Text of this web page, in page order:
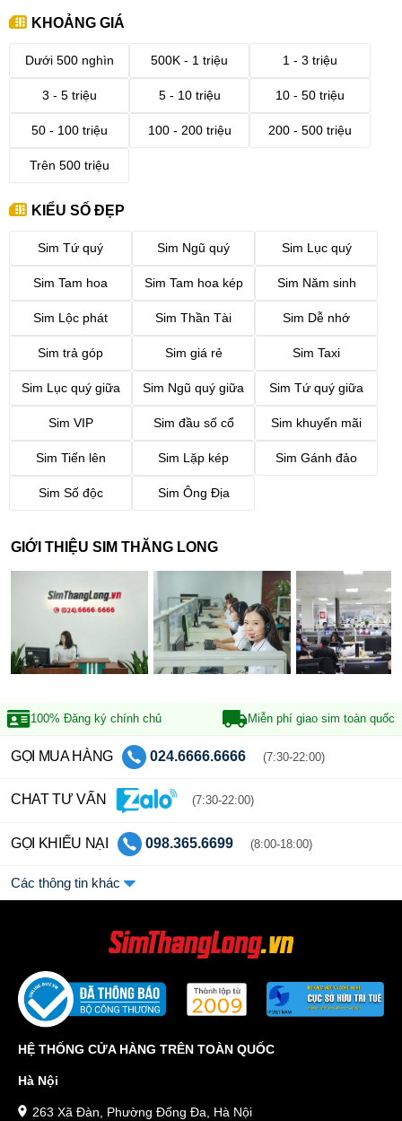
KHOẢNG GIÁ
Dưới 500 nghìn 500K - 1 triệu 1 - 3 triệu
3 - 5 triệu 5 - 10 triệu 10 - 50 triệu
50 - 100 triệu 100 - 200 triệu 200 - 500 triệu
Trên 500 triệu
KIỂU SỐ ĐẸP
Sim Tứ quý Sim Ngũ quý Sim Lục quý
Sim Tam hoa Sim Tam hoa kép Sim Năm sinh
Sim Lộc phát Sim Thần Tài Sim Dễ nhớ
Sim trả góp Sim giá rẻ Sim Taxi
Sim Lục quý giữa Sim Ngũ quý giữa Sim Tứ quý giữa
Sim VIP Sim đầu số cổ Sim khuyến mãi
Sim Tiến lên Sim Lặp kép Sim Gánh đảo
Sim Số độc Sim Ông Địa
GIỚI THIỆU SIM THĂNG LONG
100% Đăng ký chính chủ Miễn phí giao sim toàn quốc
GỌI MUA HÀNG 024.6666.6666 (7:30-22:00)
CHAT TƯ VẤN (7:30-22:00)
GỌI KHIẾU NẠI 098.365.6699 (8:00-18:00)
Các thông tin khác
HỆ THỐNG CỬA HÀNG TRÊN TOÀN QUỐC
Hà Nội
263 Xã Đàn, Phường Đống Đa, Hà Nội